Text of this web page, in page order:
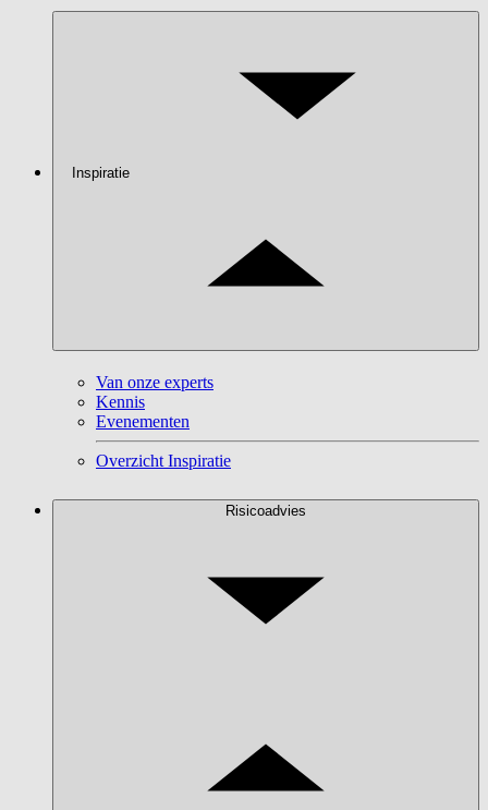
Inspiratie
Van onze experts
Kennis
Evenementen
Overzicht Inspiratie
Risicoadvies